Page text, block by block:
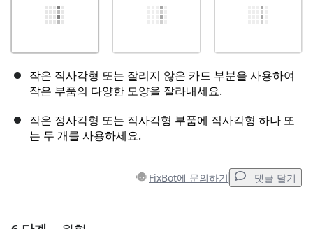
작은 직사각형 또는 잘리지 않은 카드 부분을 사용하여
작은 부품의 다양한 모양을 잘라내세요.
작은 정사각형 또는 직사각형 부품에 직사각형 하나 또
는 두 개를 사용하세요.
FixBot에 문의하기 댓글 달기